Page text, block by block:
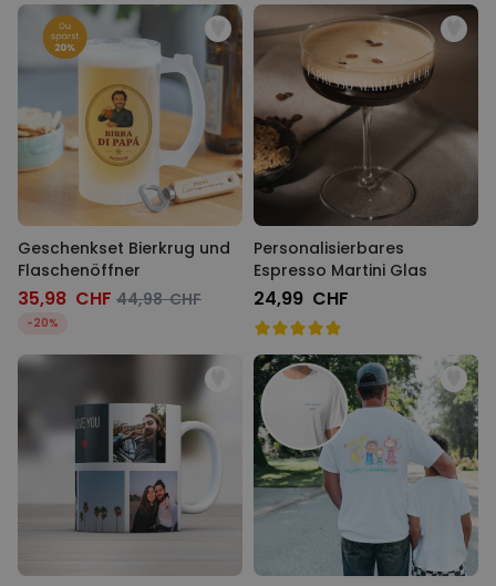
Geschenkset Bierkrug und
Flaschenöffner
35,98 CHF 44,98 CHF
-20%
Personalisierbares
Espresso Martini Glas
24,99 CHF